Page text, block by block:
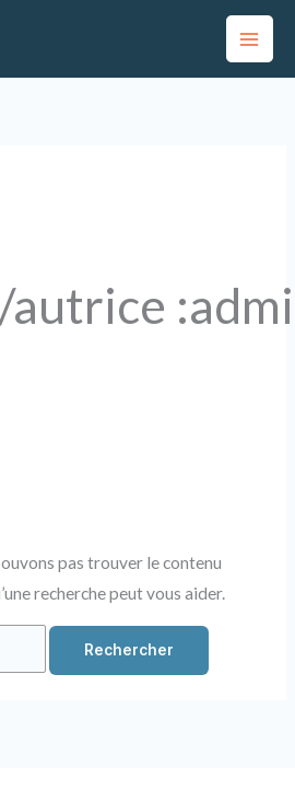
autrice
pas trouver le contenu
recherche peut vous aider.